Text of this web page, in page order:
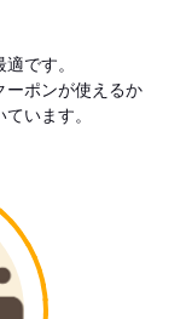
です。
ーポンが使えるか
います。